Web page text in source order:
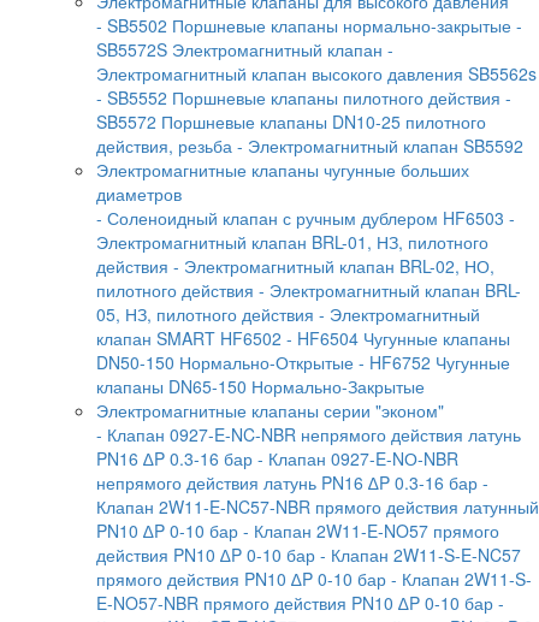
- SB5502 Поршневые клапаны нормально-закрытые -
SB5572S Электромагнитный клапан -
Электромагнитный клапан высокого давления SB5562s
- SB5552 Поршневые клапаны пилотного действия -
SB5572 Поршневые клапаны DN10-25 пилотного
действия, резьба - Электромагнитный клапан SB5592
Электромагнитные клапаны чугунные больших
диаметров
- Соленоидный клапан с ручным дублером HF6503 -
Электромагнитный клапан BRL-01, НЗ, пилотного
действия - Электромагнитный клапан BRL-02, НО,
пилотного действия - Электромагнитный клапан BRL-
05, НЗ, пилотного действия - Электромагнитный
клапан SMART HF6502 - HF6504 Чугунные клапаны
DN50-150 Нормально-Открытые - HF6752 Чугунные
клапаны DN65-150 Нормально-Закрытые
Электромагнитные клапаны серии "эконом"
- Клапан 0927-E-NC-NBR непрямого действия латунь
PN16 ∆P 0.3-16 бар - Клапан 0927-E-NО-NBR
непрямого действия латунь PN16 ∆P 0.3-16 бар -
Клапан 2W11-E-NC57-NBR прямого действия латунный
PN10 ∆P 0-10 бар - Клапан 2W11-E-NO57 прямого
действия PN10 ∆P 0-10 бар - Клапан 2W11-S-E-NC57
прямого действия PN10 ∆P 0-10 бар - Клапан 2W11-S-
E-NO57-NBR прямого действия PN10 ∆P 0-10 бар -